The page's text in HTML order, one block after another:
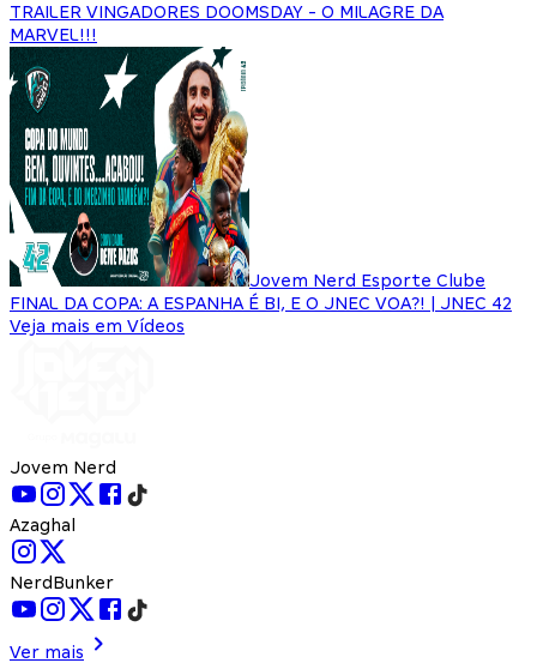
TRAILER VINGADORES DOOMSDAY - O MILAGRE DA
MARVEL!!!
Jovem Nerd Esporte Clube
FINAL DA COPA: A ESPANHA É BI, E O JNEC VOA?! | JNEC 42
Veja mais em Vídeos
Jovem Nerd
Azaghal
NerdBunker
Ver mais